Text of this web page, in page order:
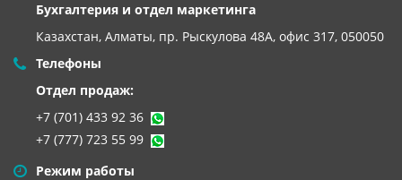
Бухгалтерия и отдел маркетинга
Казахстан, Алматы, пр. Рыскулова 48А, офис 317, 050050
Телефоны
Отдел продаж:
+7 (701) 433 92 36
+7 (777) 723 55 99
Режим работы